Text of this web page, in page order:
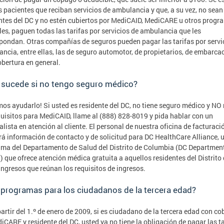
pacientes que reciban servicios de ambulancia y que, a su vez, no sean
del DC y no estén cubiertos por MediCAID, MediCARE u otros
paguen todas las tarifas por servicios de ambulancia que les
Otras compañías de seguros pueden pagar las tarifas por
entre ellas, las de seguro automotor, de propietarios, de
en general.
sucede si no tengo seguro médico?
ayudarlo! Si usted es residente del DC, no tiene seguro médico y NO
para MediCAID, llame al (888) 828-8019 y pida hablar con un
en atención al cliente. El personal de nuestra oficina de
información de contacto y de solicitud para DC HealthCare Alliance,
del Departamento de Salud del Distrito de Columbia (DC
que ofrece atención médica gratuita a aquellos residentes del Distrito
que reúnan los requisitos de ingresos.
para los ciudadanos de la tercera edad?
del 1.º de enero de 2009, si es ciudadano de la tercera edad con
y residente del DC, usted ya no tiene la obligación de pagar las